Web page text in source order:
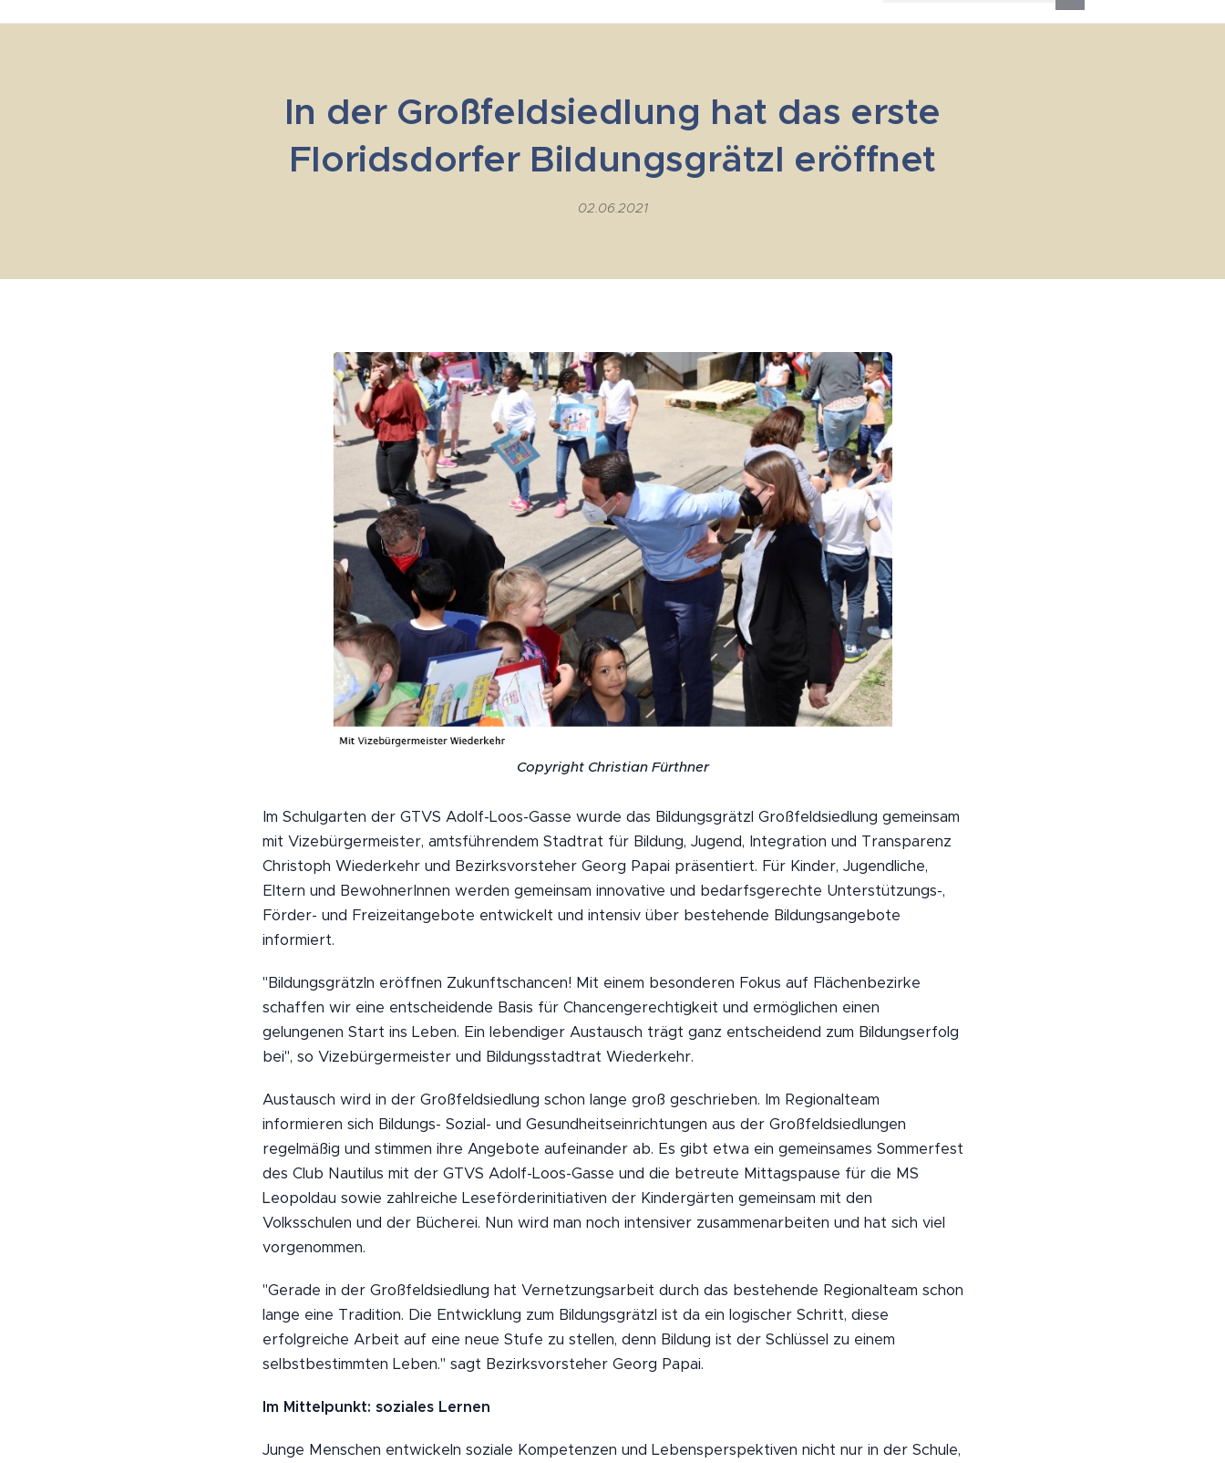
In der Großfeldsiedlung hat das erste
Floridsdorfer Bildungsgrätzl eröffnet
02.06.2021
Copyright Christian Fürthner
Im Schulgarten der GTVS Adolf-Loos-Gasse wurde das Bildungsgrätzl Großfeldsiedlung gemeinsam
mit Vizebürgermeister, amtsführendem Stadtrat für Bildung, Jugend, Integration und Transparenz
Christoph Wiederkehr und Bezirksvorsteher Georg Papai präsentiert. Für Kinder, Jugendliche,
Eltern und BewohnerInnen werden gemeinsam innovative und bedarfsgerechte Unterstützungs-,
Förder- und Freizeitangebote entwickelt und intensiv über bestehende Bildungsangebote
informiert.
"Bildungsgrätzln eröffnen Zukunftschancen! Mit einem besonderen Fokus auf Flächenbezirke
schaffen wir eine entscheidende Basis für Chancengerechtigkeit und ermöglichen einen
gelungenen Start ins Leben. Ein lebendiger Austausch trägt ganz entscheidend zum Bildungserfolg
bei", so Vizebürgermeister und Bildungsstadtrat Wiederkehr.
Austausch wird in der Großfeldsiedlung schon lange groß geschrieben. Im Regionalteam
informieren sich Bildungs- Sozial- und Gesundheitseinrichtungen aus der Großfeldsiedlungen
regelmäßig und stimmen ihre Angebote aufeinander ab. Es gibt etwa ein gemeinsames Sommerfest
des Club Nautilus mit der GTVS Adolf-Loos-Gasse und die betreute Mittagspause für die MS
Leopoldau sowie zahlreiche Leseförderinitiativen der Kindergärten gemeinsam mit den
Volksschulen und der Bücherei. Nun wird man noch intensiver zusammenarbeiten und hat sich viel
vorgenommen.
"Gerade in der Großfeldsiedlung hat Vernetzungsarbeit durch das bestehende Regionalteam schon
lange eine Tradition. Die Entwicklung zum Bildungsgrätzl ist da ein logischer Schritt, diese
erfolgreiche Arbeit auf eine neue Stufe zu stellen, denn Bildung ist der Schlüssel zu einem
selbstbestimmten Leben." sagt Bezirksvorsteher Georg Papai.
Im Mittelpunkt: soziales Lernen
Junge Menschen entwickeln soziale Kompetenzen und Lebensperspektiven nicht nur in der Schule,